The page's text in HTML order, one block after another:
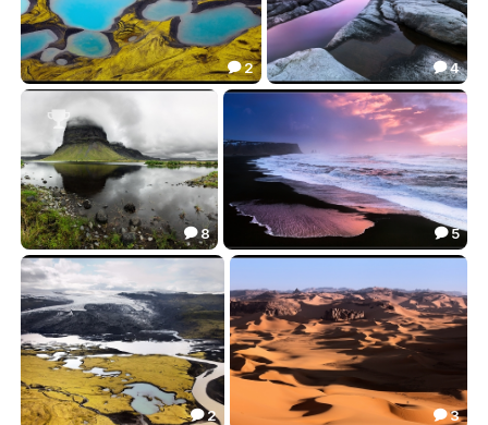
Ледниковые Озера Исландии
38.94
 2
Остров Сенья
48.24
 4

***
81.15
 8
Исландия (зима)
 5
 2
 3